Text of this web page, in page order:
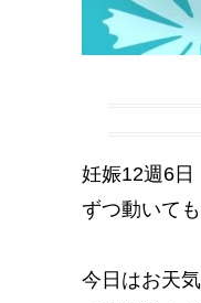
妊娠12週6日
ずつ動いて
今日はお天